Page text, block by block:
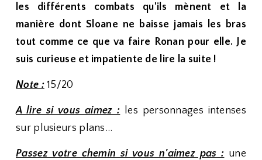
les différents combats qu'ils mènent et la
manière dont Sloane ne baisse jamais les bras
tout comme ce que va faire Ronan pour elle. Je
suis curieuse et impatiente de lire la suite !
Note :15/20
A lire si vous aimez : les personnages intenses
sur plusieurs plans...
Passez votre chemin si vous n'aimez pas : une